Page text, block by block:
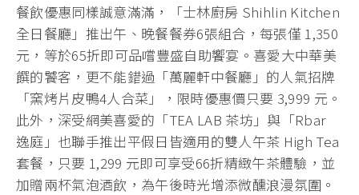
餐飲優惠同樣誠意滿滿，「士林廚房 Shihlin Kitchen
全日餐廳」推出午、晚餐餐券6張組合，每張僅 1,350
元，等於65折即可品嚐豐盛自助饗宴。喜愛大中華美
饌的饕客，更不能錯過「萬麗軒中餐廳」的人氣招牌
「窯烤片皮鴨4人合菜」，限時優惠價只要 3,999 元。
此外，深受網美喜愛的「TEA LAB 茶坊」與「Rbar
逸庭」也聯手推出平假日皆適用的雙人午茶 High Tea
套餐，只要 1,299 元即可享受66折精緻午茶體驗，並
加贈兩杯氣泡酒飲，為午後時光增添微醺浪漫氛圍。